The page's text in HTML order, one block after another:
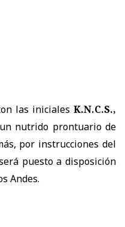
las iniciales K.N.C.S.,
nutrido prontuario de
por instrucciones del
puesto a disposición
Andes.